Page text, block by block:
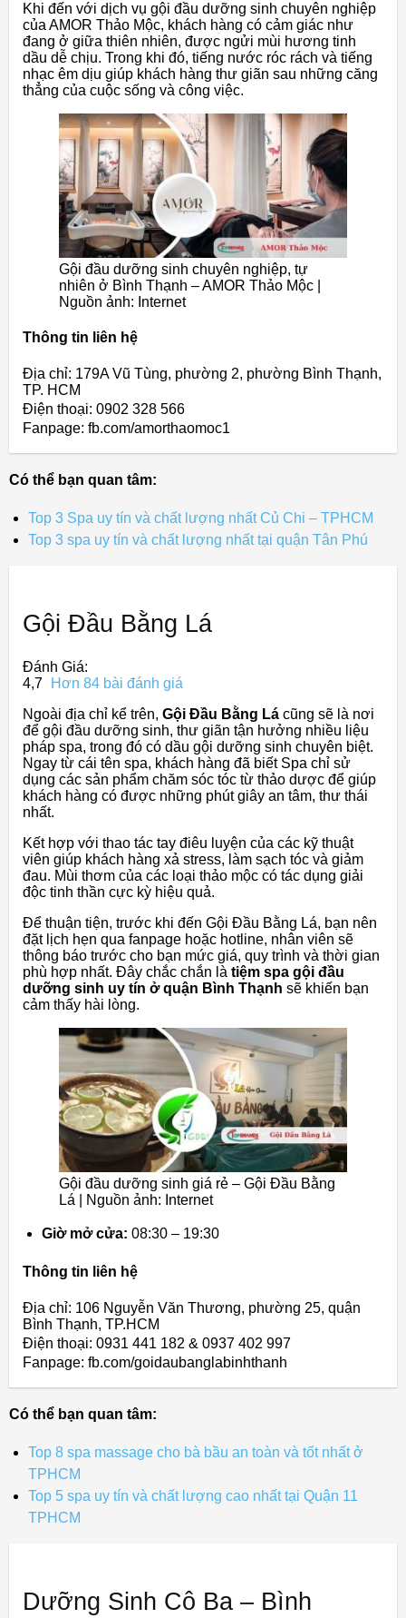
Khi đến với dịch vụ gội đầu dưỡng sinh chuyên nghiệp
của AMOR Thảo Mộc, khách hàng có cảm giác như
đang ở giữa thiên nhiên, được ngửi mùi hương tinh
dầu dễ chịu. Trong khi đó, tiếng nước róc rách và tiếng
nhạc êm dịu giúp khách hàng thư giãn sau những căng
thẳng của cuộc sống và công việc.
Gội đầu dưỡng sinh chuyên nghiệp, tự
nhiên ở Bình Thạnh – AMOR Thảo Mộc |
Nguồn ảnh: Internet
Thông tin liên hệ
Địa chỉ: 179A Vũ Tùng, phường 2, phường Bình Thạnh,
TP. HCM
Điện thoại: 0902 328 566
Fanpage: fb.com/amorthaomoc1
Có thể bạn quan tâm:
Top 3 Spa uy tín và chất lượng nhất Củ Chi – TPHCM
Top 3 spa uy tín và chất lượng nhất tại quận Tân Phú
Gội Đầu Bằng Lá
Đánh Giá:
4,7
Hơn 84 bài đánh giá
Ngoài địa chỉ kể trên, Gội Đầu Bằng Lá cũng sẽ là nơi
để gội đầu dưỡng sinh, thư giãn tận hưởng nhiều liệu
pháp spa, trong đó có dầu gội dưỡng sinh chuyên biệt.
Ngay từ cái tên spa, khách hàng đã biết Spa chỉ sử
dụng các sản phẩm chăm sóc tóc từ thảo dược để giúp
khách hàng có được những phút giây an tâm, thư thái
nhất.
Kết hợp với thao tác tay điêu luyện của các kỹ thuật
viên giúp khách hàng xả stress, làm sạch tóc và giảm
đau. Mùi thơm của các loại thảo mộc có tác dụng giải
độc tinh thần cực kỳ hiệu quả.
Để thuận tiện, trước khi đến Gội Đầu Bằng Lá, bạn nên
đặt lịch hẹn qua fanpage hoặc hotline, nhân viên sẽ
thông báo trước cho bạn mức giá, quy trình và thời gian
phù hợp nhất. Đây chắc chắn là tiệm spa gội đầu
dưỡng sinh uy tín ở quận Bình Thạnh sẽ khiến bạn
cảm thấy hài lòng.
Gội đầu dưỡng sinh giá rẻ – Gội Đầu Bằng
Lá | Nguồn ảnh: Internet
Giờ mở cửa: 08:30 – 19:30
Thông tin liên hệ
Địa chỉ: 106 Nguyễn Văn Thương, phường 25, quận
Bình Thạnh, TP.HCM
Điện thoại: 0931 441 182 & 0937 402 997
Fanpage: fb.com/goidaubanglabinhthanh
Có thể bạn quan tâm:
Top 8 spa massage cho bà bầu an toàn và tốt nhất ở
TPHCM
Top 5 spa uy tín và chất lượng cao nhất tại Quận 11
TPHCM
Dưỡng Sinh Cô Ba – Bình